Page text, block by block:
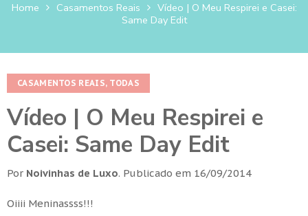
Home Casamentos Reais
Vídeo | O Meu Respirei e Casei:
Same Day Edit
CASAMENTOS REAIS, TODAS
Vídeo | O Meu Respirei e
Casei: Same Day Edit
Por Noivinhas de Luxo. Publicado em 16/09/2014
Oiiii Meninassss!!!